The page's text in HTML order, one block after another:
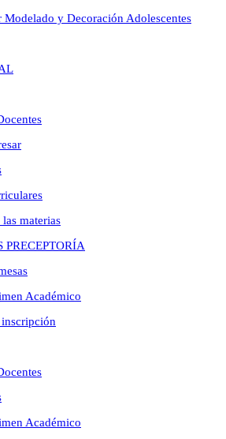
Modelado y Decoración Adolescentes
materias
PRECEPTORÍA
Académico
Académico